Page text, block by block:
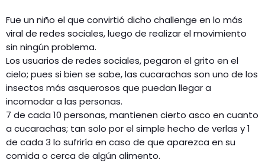
Fue un niño el que convirtió dicho challenge en lo más
viral de redes sociales, luego de realizar el movimiento
sin ningún problema.
Los usuarios de redes sociales, pegaron el grito en el
cielo; pues si bien se sabe, las cucarachas son uno de los
insectos más asquerosos que puedan llegar a
incomodar a las personas.
7 de cada 10 personas, mantienen cierto asco en cuanto
a cucarachas; tan solo por el simple hecho de verlas y 1
de cada 3 lo sufriría en caso de que aparezca en su
comida o cerca de algún alimento.